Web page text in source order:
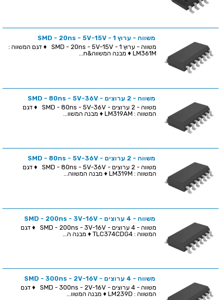
משווה - ערוץ 1 - SMD - 20ns - 5V-15V
משווה - ערוץ 1 - SMD - 20ns - 5V-15V ♦ דגם המשווה :
LM361M ♦ מבנה המשווה&n...
משווה - 2 ערוצים - SMD - 80ns - 5V-36V
משווה - 2 ערוצים - SMD - 80ns - 5V-36V ♦ דגם
המשווה : LM319AM ♦ מבנה המשוו...
משווה - 2 ערוצים - SMD - 80ns - 5V-36V
משווה - 2 ערוצים - SMD - 80ns - 5V-36V ♦ דגם
המשווה : LM319M ♦ מבנה המשווה...
משווה - 4 ערוצים - SMD - 200ns - 3V-16V
משווה - 4 ערוצים - SMD - 200ns - 3V-16V ♦ דגם
המשווה : TLC374CDG4 ♦ מבנה ה...
משווה - 4 ערוצים - SMD - 300ns - 2V-16V
משווה - 4 ערוצים - SMD - 300ns - 2V-16V ♦ דגם
המשווה : LM239D ♦ מבנה המשוו...